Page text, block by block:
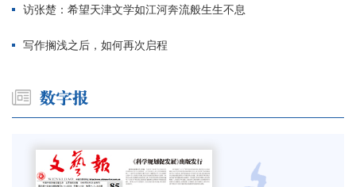
访张楚：希望天津文学如江河奔流般生生不息
写作搁浅之后，如何再次启程